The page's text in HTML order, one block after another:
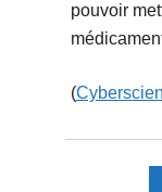
pouvoir
(